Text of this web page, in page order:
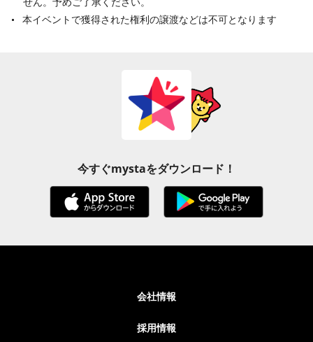
本イベントで獲得された権利の譲渡などは不可となります
今すぐmystaをダウンロード！
会社情報
採用情報